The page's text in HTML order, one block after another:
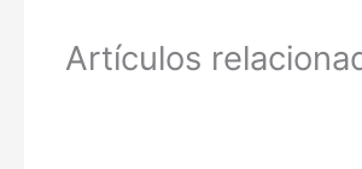
Artículos